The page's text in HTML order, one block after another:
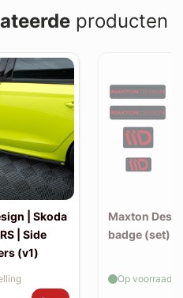
producten
| Skoda
| Side
(v1)
Maxton
badge (set)
Op voorraad